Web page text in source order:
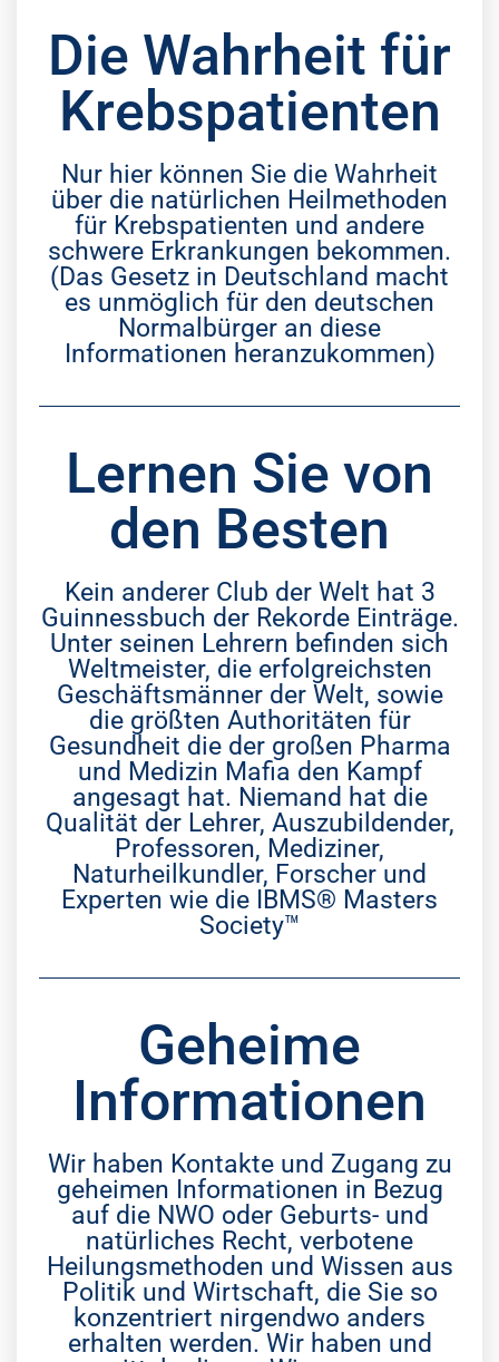
Die Wahrheit für
Krebspatienten
Nur hier können Sie die Wahrheit
über die natürlichen Heilmethoden
für Krebspatienten und andere
schwere Erkrankungen bekommen.
(Das Gesetz in Deutschland macht
es unmöglich für den deutschen
Normalbürger an diese
Informationen heranzukommen)
Lernen Sie von
den Besten
Kein anderer Club der Welt hat 3
Guinnessbuch der Rekorde Einträge.
Unter seinen Lehrern befinden sich
Weltmeister, die erfolgreichsten
Geschäftsmänner der Welt, sowie
die größten Authoritäten für
Gesundheit die der großen Pharma
und Medizin Mafia den Kampf
angesagt hat. Niemand hat die
Qualität der Lehrer, Auszubildender,
Professoren, Mediziner,
Naturheilkundler, Forscher und
Experten wie die IBMS® Masters
Society™
Geheime
Informationen
Wir haben Kontakte und Zugang zu
geheimen Informationen in Bezug
auf die NWO oder Geburts- und
natürliches Recht, verbotene
Heilungsmethoden und Wissen aus
Politik und Wirtschaft, die Sie so
konzentriert nirgendwo anders
erhalten werden. Wir haben und